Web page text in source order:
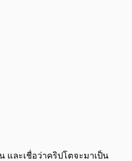
และเชื่อว่าคริปโตจะมาเป็น